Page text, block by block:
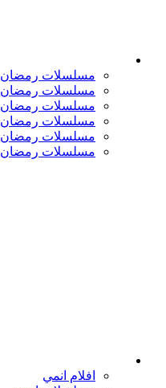
مسلسلات رمضان 2026
مسلسلات رمضان 2025
مسلسلات رمضان 2024
مسلسلات رمضان 2023
مسلسلات رمضان 2022
مسلسلات رمضان 2021
افلام انمي